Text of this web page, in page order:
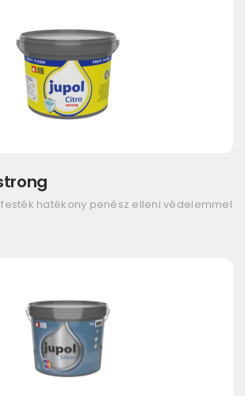
hatékony penész elleni védelemmel